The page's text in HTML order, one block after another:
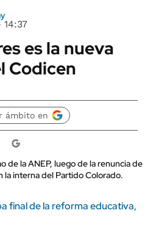
es la nueva
Codicen
ámbito en
de la ANEP, luego de la renuncia de
la interna del Partido Colorado.
final de la reforma educativa,